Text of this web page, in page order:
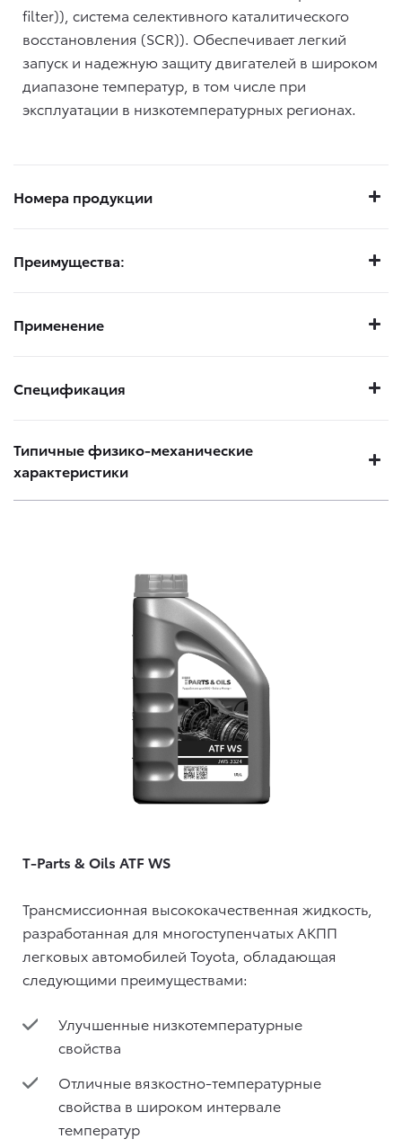
filter)), система селективного каталитического
восстановления (SCR)). Обеспечивает легкий
запуск и надежную защиту двигателей в широком
диапазоне температур, в том числе при
эксплуатации в низкотемпературных регионах.
Номера продукции
Преимущества:
Применение
Спецификация
Типичные физико-механические
характеристики
T-Parts & Oils ATF WS
Трансмиссионная высококачественная жидкость,
разработанная для многоступенчатых АКПП
легковых автомобилей Toyota, обладающая
следующими преимуществами:
Улучшенные низкотемпературные
свойства
Отличные вязкостно-температурные
свойства в широком интервале
температур